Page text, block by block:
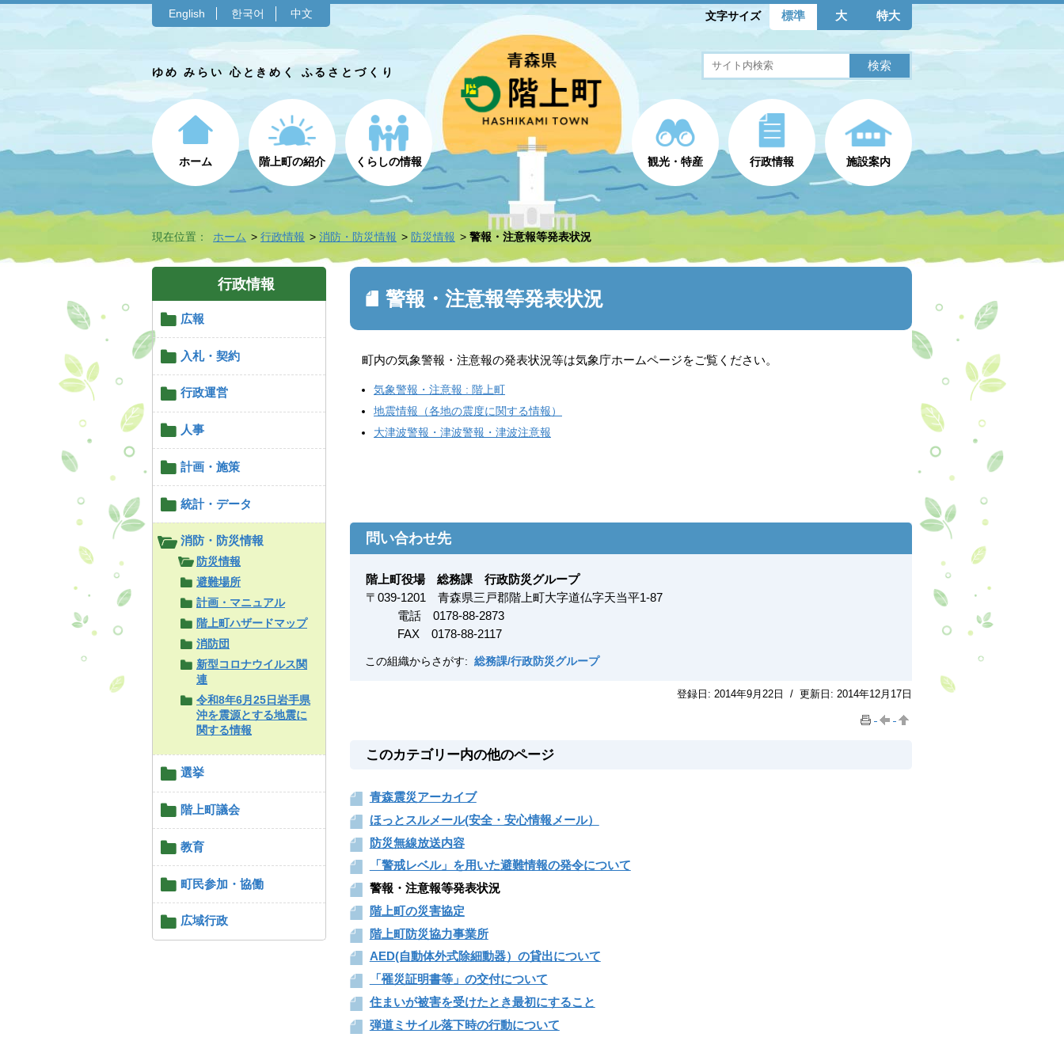
English 한국어 中文 文字サイズ 標準 大 特大
ゆめ みらい 心ときめく ふるさとづくり
ホーム 階上町の紹介 くらしの情報 観光・特産 行政情報 施設案内
現在位置： ホーム 行政情報 消防・防災情報 防災情報 警報・注意報等発表状況
行政情報
広報
入札・契約
行政運営
人事
計画・施策
統計・データ
消防・防災情報
防災情報
避難場所
計画・マニュアル
階上町ハザードマップ
消防団
新型コロナウイルス関
連
令和8年6月25日岩手県
沖を震源とする地震に
関する情報
選挙
階上町議会
教育
町民参加・協働
広域行政
警報・注意報等発表状況
町内の気象警報・注意報の発表状況等は気象庁ホームページをご覧ください。
気象警報・注意報 : 階上町
地震情報（各地の震度に関する情報）
大津波警報・津波警報・津波注意報
問い合わせ先
階上町役場 総務課 行政防災グループ
〒 039-1201
青森県三戸郡階上町大字道仏字天当平1-87
電話 0178-88-2873
FAX 0178-88-2117
この組織からさがす: 総務課/行政防災グループ
登録日: 2014年9月22日 / 更新日: 2014年12月17日
このカテゴリー内の他のページ
青森震災アーカイブ
ほっとスルメール(安全・安心情報メール）
防災無線放送内容
「警戒レベル」を用いた避難情報の発令について
警報・注意報等発表状況
階上町の災害協定
階上町防災協力事業所
AED(自動体外式除細動器）の貸出について
「罹災証明書等」の交付について
住まいが被害を受けたとき最初にすること
弾道ミサイル落下時の行動について